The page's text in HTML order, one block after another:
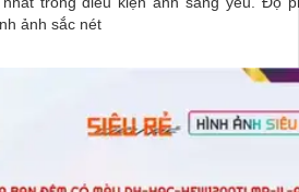
ảnh sắc nét